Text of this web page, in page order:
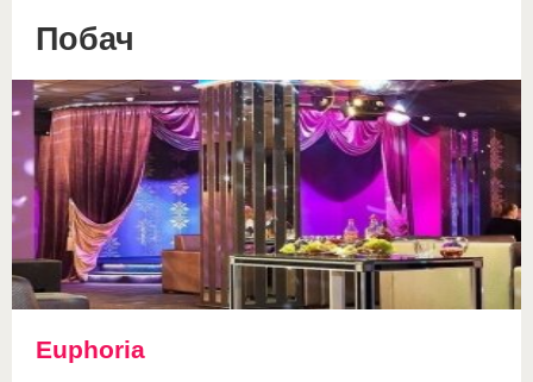
Побач
Euphoria